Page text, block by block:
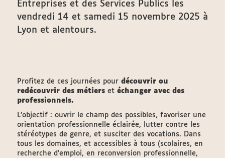
Entreprises et des Services Publics les
vendredi 14 et samedi 15 novembre 2025 à
Lyon et alentours.
Profitez de ces journées pour découvrir ou
redécouvrir des métiers et échanger avec des
professionnels.
L’objectif : ouvrir le champ des possibles, favoriser une
orientation professionnelle éclairée, lutter contre les
stéréotypes de genre, et susciter des vocations. Dans
tous les domaines, et accessibles à tous (scolaires, en
recherche d'emploi, en reconversion professionnelle,